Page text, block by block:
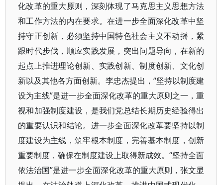
化改革的重大原则，深刻体现了马克思主义思想方法
和工作方法的内在要求。在进一步全面深化改革中坚
持守正创新，必须坚持中国特色社会主义不动摇，紧
跟时代步伐，顺应实践发展，突出问题导向，在新的
起点上推进理论创新、实践创新、制度创新、文化创
新以及其他各方面创新。李忠杰提出，“坚持以制度建
设为主线”是进一步全面深化改革的重大原则之一，重
视和加强制度建设，是我们党总结长期历史经验得出
的重要认识和结论。进一步全面深化改革要坚持以制
度建设为主线，筑牢根本制度，完善基本制度，创新
重要制度，确保在制度建设上取得新成效。“坚持全面
依法治国”是进一步全面深化改革的重大原则，张文显